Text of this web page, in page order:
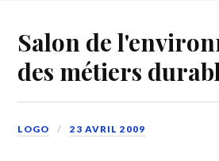
Salon de
des métiers
LOGO 23 AVRIL 2009